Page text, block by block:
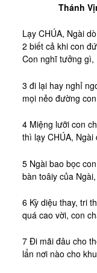
Thánh
Lạy CHÚA, Ngài
2 biết cả khi con
Con nghĩ tưởng gì,
3 đi lại hay nghỉ
mọi nẻo đường
4 Miệng lưỡi con
thì lạy CHÚA,
5 Ngài bao bọc
bàn toâiy của
6 Kỳ diệu thay, tri
quá cao vời, con
7 Đi mãi đâu cho
lẩn nơi nào cho